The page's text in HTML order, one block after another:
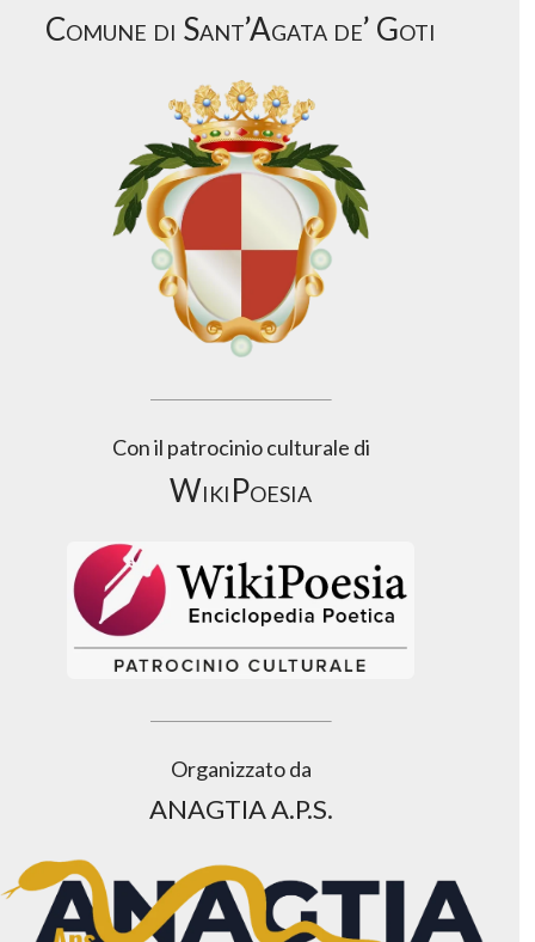
Comune di Sant’Agata de’ Goti
Con il patrocinio culturale di
WikiPoesia
Organizzato da
ANAGTIA A.P.S.